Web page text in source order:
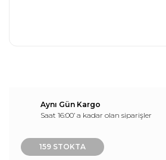
Aynı Gün Kargo
Saat 16:00’ a kadar olan siparişler
159 STOKTA